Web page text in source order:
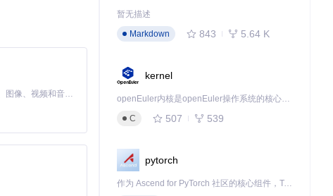
MiniMax H3 是一个通用的全模态生成系统。它支持对由文本、图像、视频和音频组成的多模态上下文进行统一理解，并能生成分辨率高达 2K、时长可达 15 秒的带原生立体声音频的视频。得益于面向任务泛化的系统设计，H3 在预训练阶段就已具备广泛的多模态上下文理解与生成能力，能够出色地执行复杂的多模态指令。
暂无描述
Markdown
843 5.64 K
kernel
openEuler内核是openEuler操作系统的核心，既是系统性能与稳定性的基石，也是连接处理器、设备与服务的桥梁。
C
507 539
pytorch
作为 Ascend for PyTorch 社区的核心组件，TorchNPU 是昇腾专为 PyTorch 打造的深度学习适配插件，使 PyTorch 框架能够直接调用昇腾 NPU，为开发者提供昇腾 AI 处理器的超强算力。